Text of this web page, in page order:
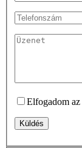
Elfogadom az
Küldés